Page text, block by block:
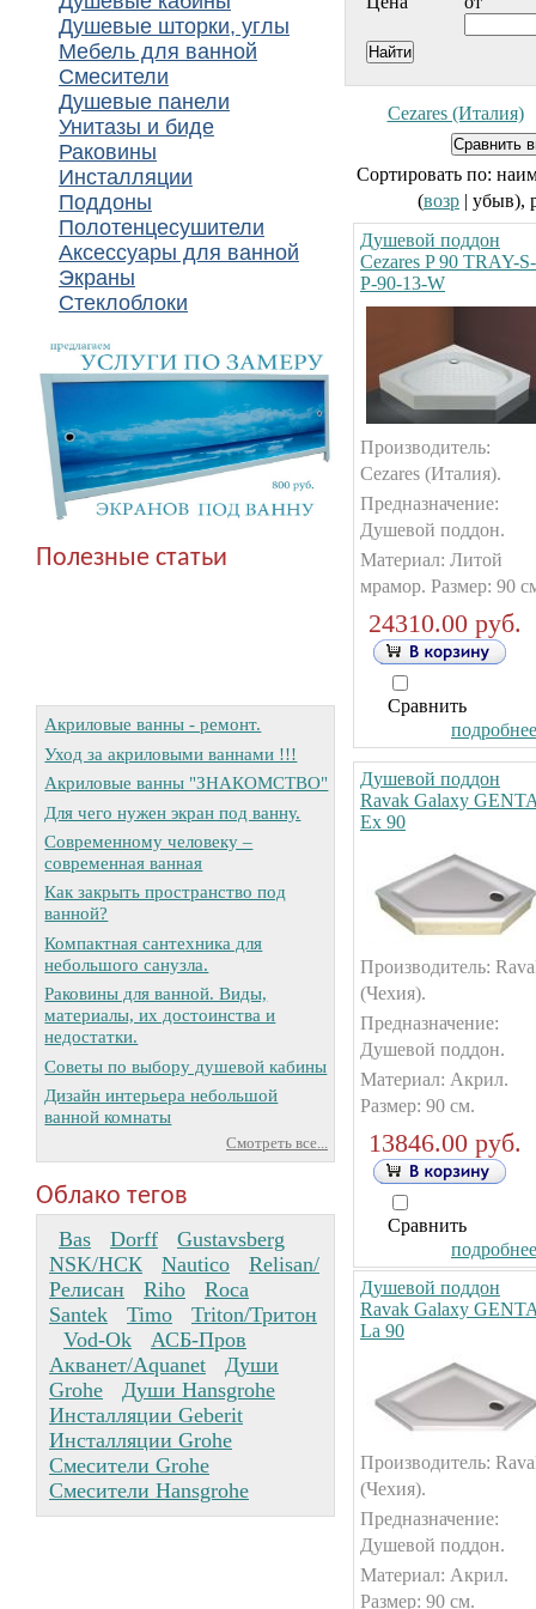
Душевые шторки, углы
Мебель для ванной
Смесители
Душевые панели
Унитазы и биде
Раковины
Инсталляции
Поддоны
Полотенцесушители
Аксессуары для ванной
Экраны
Стеклоблоки
Полезные статьи
Акриловые ванны - ремонт.
Уход за акриловыми ваннами !!!
Акриловые ванны "ЗНАКОМСТВО"
Для чего нужен экран под ванну.
Современному человеку –
современная ванная
Как закрыть пространство под
ванной?
Компактная сантехника для
небольшого санузла.
Раковины для ванной. Виды,
материалы, их достоинства и
недостатки.
Советы по выбору душевой кабины
Дизайн интерьера небольшой
ванной комнаты
Смотреть все...
Облако тегов
Bas Dorff
Gustavsberg
NSK/НСК
Nautico
Relisan/
Релисан
Riho
Roca
Santek
Timo
Triton/Тритон
Vod-Ok
АСБ-Пров
Акванет/Aquanet
Души
Grohe
Души Hansgrohe
Инсталляции Geberit
Инсталляции Grohe
Смесители Grohe
Смесители Hansgrohe
Cezares (Италия)
Сортировать по:
(возр | убыв),
Душевой поддон
Cezares P 90 TRAY-S-
P-90-13-W
Производитель:
Cezares (Италия).
Предназначение:
Душевой поддон.
Материал: Литой
мрамор. Размер: 90
24310.00 руб.
Сравнить
Душевой поддон
Ravak Galaxy
Ex 90
Производитель:
(Чехия).
Предназначение:
Душевой поддон.
Материал: Акрил.
Размер: 90 см.
13846.00 руб.
Сравнить
Душевой поддон
Ravak Galaxy
La 90
Производитель:
(Чехия).
Предназначение:
Душевой поддон.
Материал: Акрил.
Размер: 90 см.